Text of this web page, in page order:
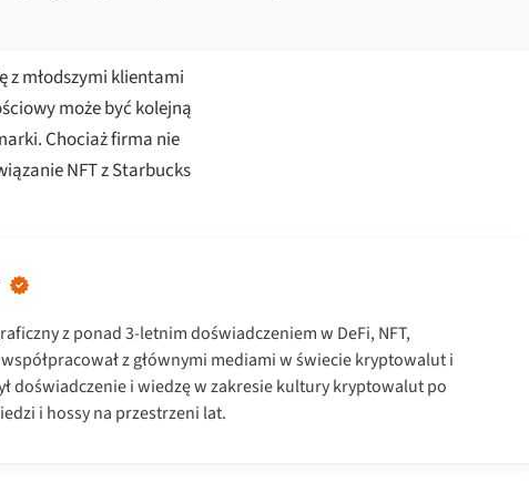
z młodszymi klientami
może być kolejną
Chociaż firma nie
NFT z Starbucks
z ponad 3-letnim doświadczeniem w DeFi, NFT,
z głównymi mediami w świecie kryptowalut i
doświadczenie i wiedzę w zakresie kultury kryptowalut po
i hossy na przestrzeni lat.